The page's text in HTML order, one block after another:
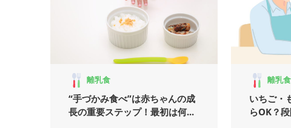
離乳食
“手づかみ食べ”は赤ちゃんの成
長の重要ステップ！最初は何...
離乳食
いちご・
らOK？